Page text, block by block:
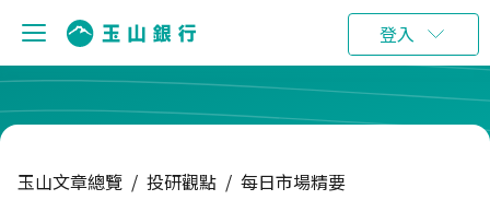
登入
玉山文章總覽 / 投研觀點 / 每日市場精要